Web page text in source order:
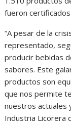
fueron
“A pesar de la
representado,
producir bebidas
sabores. Este
productos son
que nos permite
nuestros actuales
Industria Licorera